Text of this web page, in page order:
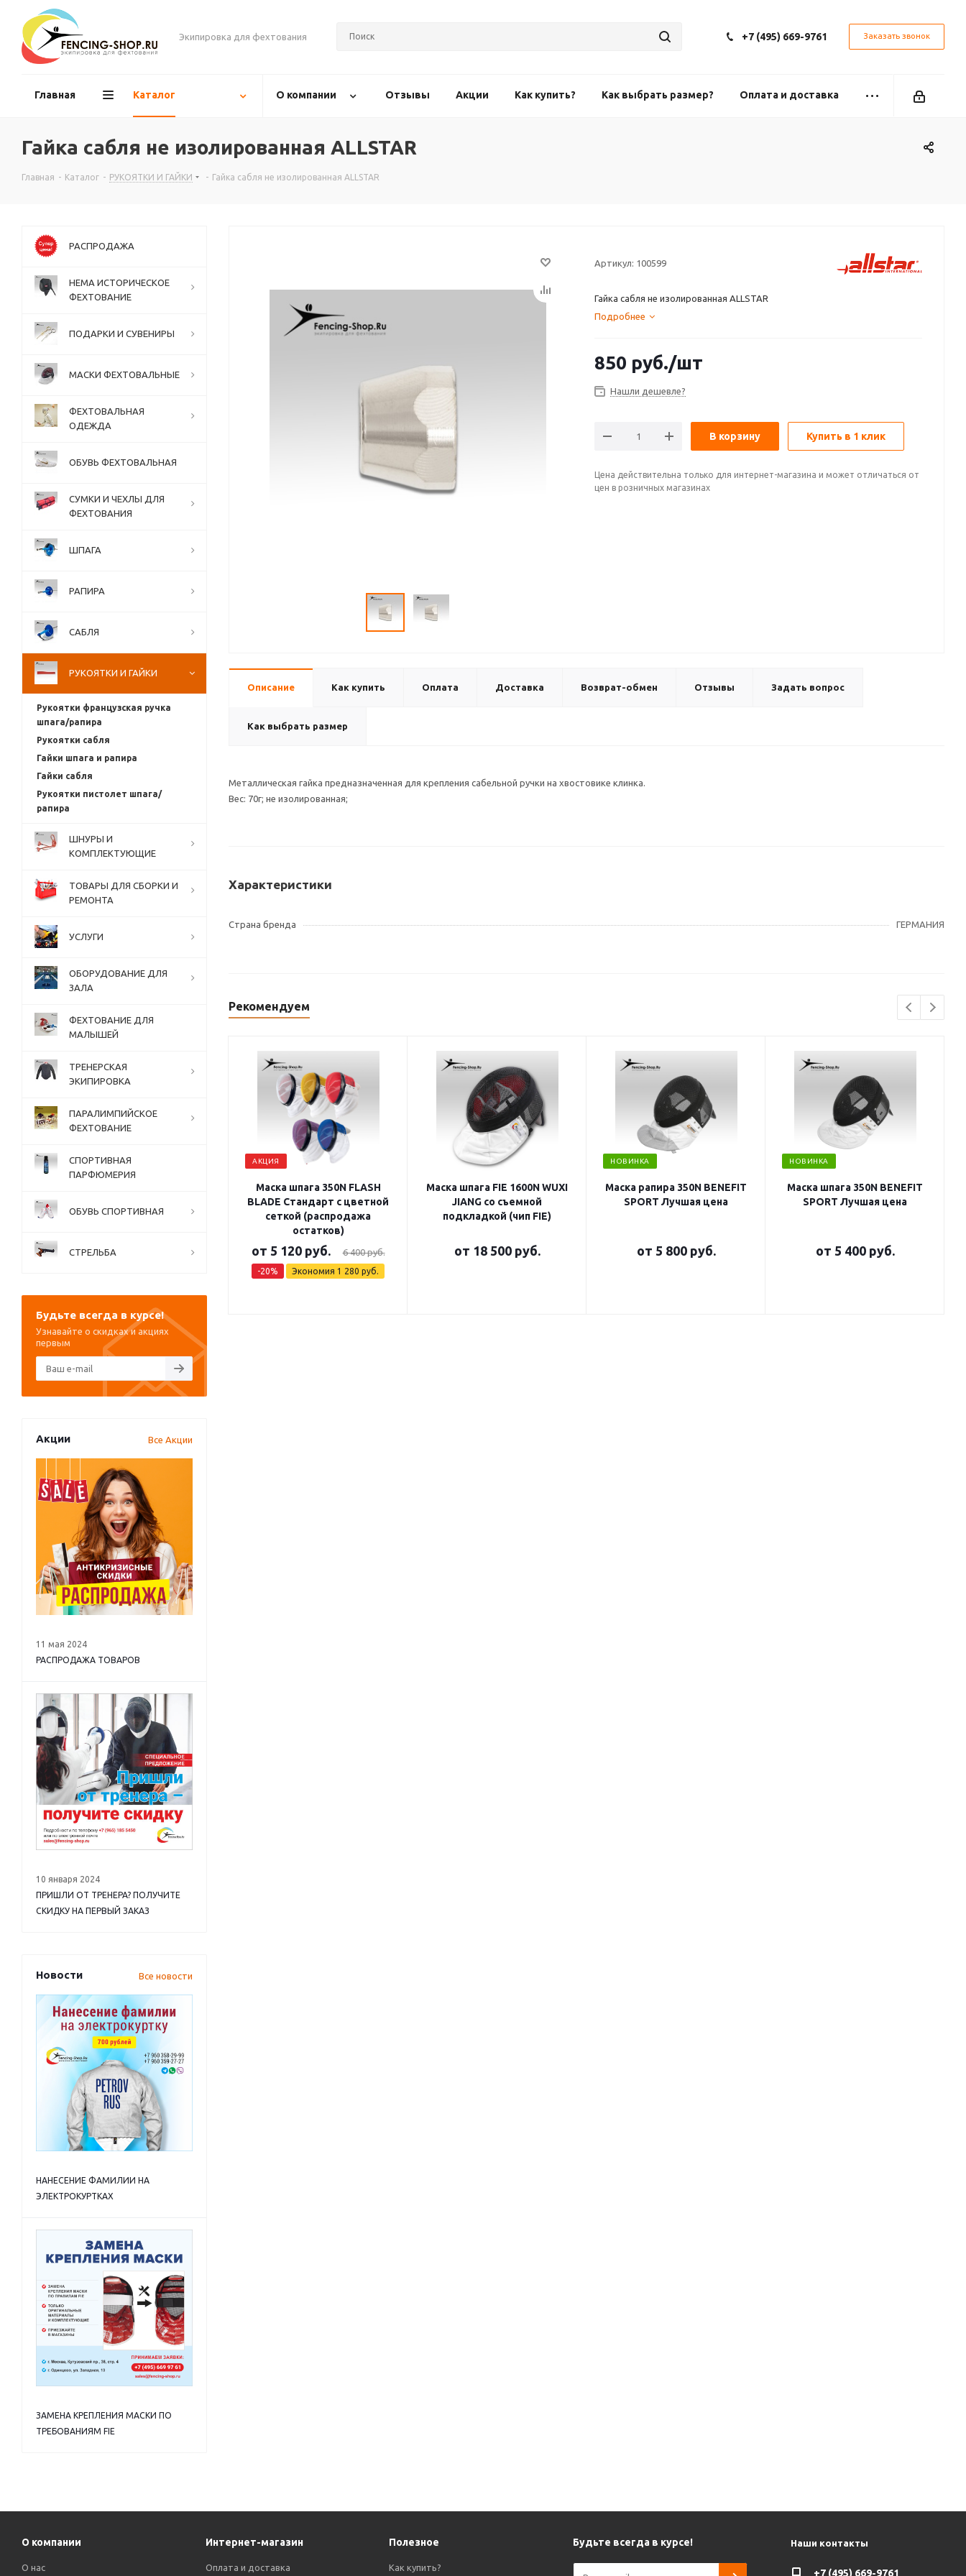
Экипировка для фехтования +7 (495) 669-9761 Заказать звонок
Главная Каталог О компании Отзывы Акции Как купить? Как выбрать размер? Оплата и доставка
Гайка сабля не изолированная ALLSTAR
Главная - Каталог - РУКОЯТКИ И ГАЙКИ - Гайка сабля не изолированная ALLSTAR
Артикул: 100599
Гайка сабля не изолированная ALLSTAR
Подробнее
850 руб./шт
Нашли дешевле?
В корзину Купить в 1 клик
Цена действительна только для интернет-магазина и может отличаться от
цен в розничных магазинах
Описание Как купить Оплата Доставка Возврат-обмен Отзывы Задать вопрос
Как выбрать размер
Металлическая гайка предназначенная для крепления сабельной ручки на хвостовике клинка.
Вес: 70г; не изолированная;
Характеристики
Страна бренда ГЕРМАНИЯ
Рекомендуем
АКЦИЯ
Маска шпага 350N FLASH
BLADE Стандарт с цветной
сеткой (распродажа
остатков)
от 5 120 руб. 6 400 руб.
-20% Экономия 1 280 руб.
Маска шпага FIE 1600N WUXI
JIANG со съемной
подкладкой (чип FIE)
от 18 500 руб.
НОВИНКА
Маска рапира 350N BENEFIT
SPORT Лучшая цена
от 5 800 руб.
НОВИНКА
Маска шпага 350N BENEFIT
SPORT Лучшая цена
от 5 400 руб.
РАСПРОДАЖА
НЕМА ИСТОРИЧЕСКОЕ
ФЕХТОВАНИЕ
ПОДАРКИ И СУВЕНИРЫ
МАСКИ ФЕХТОВАЛЬНЫЕ
ФЕХТОВАЛЬНАЯ
ОДЕЖДА
ОБУВЬ ФЕХТОВАЛЬНАЯ
СУМКИ И ЧЕХЛЫ ДЛЯ
ФЕХТОВАНИЯ
ШПАГА
РАПИРА
САБЛЯ
РУКОЯТКИ И ГАЙКИ
Рукоятки французская ручка
шпага/рапира
Рукоятки сабля
Гайки шпага и рапира
Гайки сабля
Рукоятки пистолет шпага/
рапира
ШНУРЫ И
КОМПЛЕКТУЮЩИЕ
ТОВАРЫ ДЛЯ СБОРКИ И
РЕМОНТА
УСЛУГИ
ОБОРУДОВАНИЕ ДЛЯ
ЗАЛА
ФЕХТОВАНИЕ ДЛЯ
МАЛЫШЕЙ
ТРЕНЕРСКАЯ
ЭКИПИРОВКА
ПАРАЛИМПИЙСКОЕ
ФЕХТОВАНИЕ
СПОРТИВНАЯ
ПАРФЮМЕРИЯ
ОБУВЬ СПОРТИВНАЯ
СТРЕЛЬБА
Будьте всегда в курсе!
Узнавайте о скидках и акциях
первым
Акции Все Акции
11 мая 2024
РАСПРОДАЖА ТОВАРОВ
10 января 2024
ПРИШЛИ ОТ ТРЕНЕРА? ПОЛУЧИТЕ
СКИДКУ НА ПЕРВЫЙ ЗАКАЗ
Новости Все новости
НАНЕСЕНИЕ ФАМИЛИИ НА
ЭЛЕКТРОКУРТКАХ
ЗАМЕНА КРЕПЛЕНИЯ МАСКИ ПО
ТРЕБОВАНИЯМ FIE
О компании
О нас
Интернет-магазин
Оплата и доставка
Полезное
Как купить?
Будьте всегда в курсе! Наши контакты
+7 (495) 669-9761